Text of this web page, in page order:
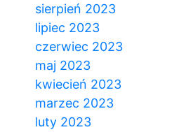
sierpień 2023
lipiec 2023
czerwiec 2023
maj 2023
kwiecień 2023
marzec 2023
luty 2023